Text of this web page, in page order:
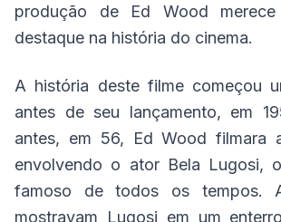
produção de Ed Wood
destaque na história do cinema.
A história deste filme começou
antes de seu lançamento, em
antes, em 56, Ed Wood filmara
envolvendo o ator Bela Lugosi,
famoso de todos os tempos.
mostravam Lugosi em um